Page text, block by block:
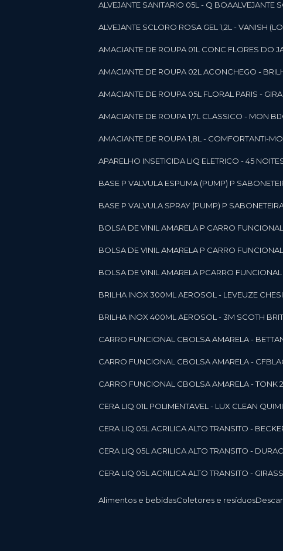
ALVEJANTE SANITARIO 05L - Q BOA
ALVEJANTE SCLORO ROSA GEL 1,2L - VANISH
AMACIANTE DE ROUPA 01L CONC FLORES DO
AMACIANTE DE ROUPA 02L ACONCHEGO -
AMACIANTE DE ROUPA 05L FLORAL PARIS -
AMACIANTE DE ROUPA 1,7L CLASSICO - MON
AMACIANTE DE ROUPA 1,8L - COMFORT ANTI-
APARELHO INSETICIDA LIQ ELETRICO - 45
BASE P VALVULA ESPUMA (PUMP) P
BASE P VALVULA SPRAY (PUMP) P
BOLSA DE VINIL AMARELA P CARRO
BOLSA DE VINIL AMARELA P CARRO
BOLSA DE VINIL AMARELA PCARRO
BRILHA INOX 300ML AEROSOL - LEVEUZE CHESI
BRILHA INOX 400ML AEROSOL - 3M SCOTH
CARRO FUNCIONAL CBOLSA AMARELA -
CARRO FUNCIONAL CBOLSA AMARELA -
CARRO FUNCIONAL CBOLSA AMARELA - TONK
CERA LIQ 01L POLIMENTAVEL - LUX CLEAN
CERA LIQ 05L ACRILICA ALTO TRANSITO -
CERA LIQ 05L ACRILICA ALTO TRANSITO -
CERA LIQ 05L ACRILICA ALTO TRANSITO -
Alimentos e bebidas Coletores e resíduos